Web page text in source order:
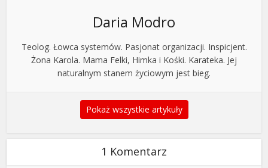
Daria Modro
Teolog. Łowca systemów. Pasjonat organizacji. Inspicjent.
Żona Karola. Mama Felki, Himka i Kośki. Karateka. Jej
naturalnym stanem życiowym jest bieg.
Pokaż wszystkie artykuły
1 Komentarz